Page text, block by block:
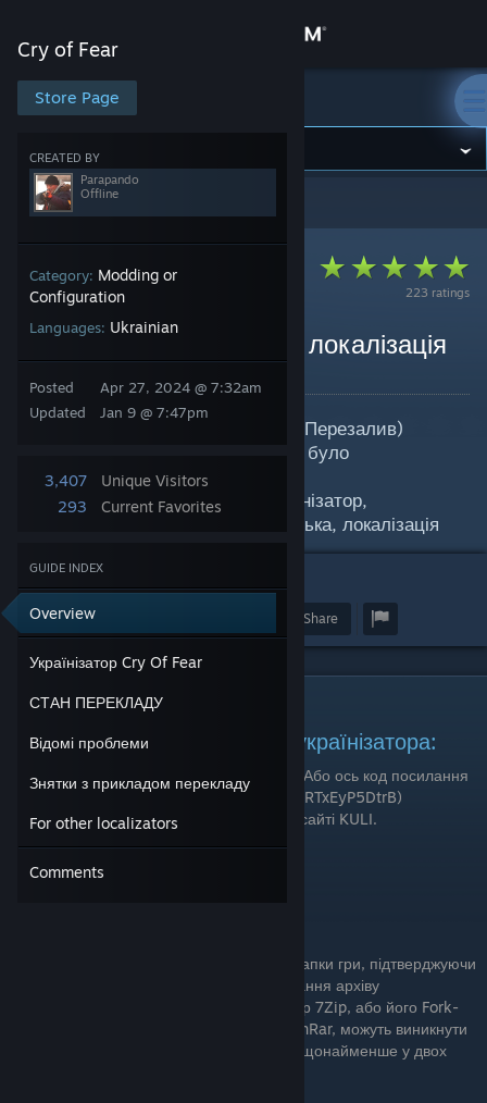
Store
Community
About
Support
Change language
Get the Steam Mobile App
View desktop website
Cry of Fear
Store Page
CREATED BY
Parapando
Offline
Category: Modding or
Configuration
Languages: Ukrainian
Posted
Updated
Apr 27, 2024 @ 7:32am
Jan 9 @ 7:47pm
3,407
Unique Visitors
293
Current Favorites
GUIDE INDEX
Overview
Українізатор Cry Of Fear
СТАН ПЕРЕКЛАДУ
Відомі проблеми
Знятки з прикладом перекладу
For other localizators
Comments
Cry of Fear
Cry of Fear >
223 ratings
Cry of Fear | Українська локалізація
Повний українізатор Cry Of Fear (Перезалив)
Останнє оновлення українізатору було
(08.06.2025)
UA, Ukr, Ukrainian, Ukraine, українізатор,
українізація, українською, українська, локалізація
Share
Українізатор Cry Of Fear
Посилання на завантаження українізатора:
1) Можна знайти в коментарях посібника (Або ось код посилання
Google Drive: 1DXK47DM85_Ddq8j4aBctYRTxEyP5DtrB)
2) На офіційній сторінці перекладу на вебсайті KULI.
5) В лаунчері від Little Bit
Файли з архіву перетягніть до кореневої папки гри, підтверджуючи
заміну всіх наявних файлів. Для розпакування архіву
рекомендується використовувати архіватор 7Zip, або його Fork-
версії, при розпакуванні за допомогою WinRar, можуть виникнути
певні проблеми (Проблеми були помічені щонайменше у двох